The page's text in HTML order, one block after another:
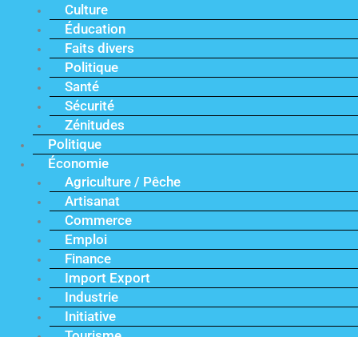
Culture
Éducation
Faits divers
Politique
Santé
Sécurité
Zénitudes
Politique
Économie
Agriculture / Pêche
Artisanat
Commerce
Emploi
Finance
Import Export
Industrie
Initiative